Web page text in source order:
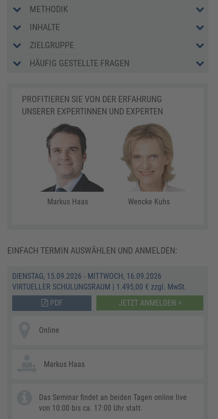
METHODIK
INHALTE
ZIELGRUPPE
HÄUFIG GESTELLTE FRAGEN
PROFITIEREN SIE VON DER ERFAHRUNG
UNSERER EXPERTINNEN UND EXPERTEN
Markus Haas Wencke Kuhs
EINFACH TERMIN AUSWÄHLEN UND ANMELDEN:
DIENSTAG, 15.09.2026 - MITTWOCH, 16.09.2026
VIRTUELLER SCHULUNGSRAUM | 1.495,00 € zzgl. MwSt.
PDF
JETZT ANMELDEN >
Online
Markus Haas
Das Seminar findet an beiden Tagen online live
von 10:00 bis ca. 17:00 Uhr statt.